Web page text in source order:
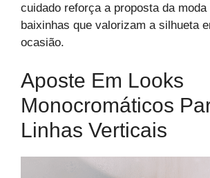
cuidado reforça a proposta da
baixinhas que valorizam a silhueta
ocasião.
Aposte Em Looks
Monocromáticos
Linhas Verticais